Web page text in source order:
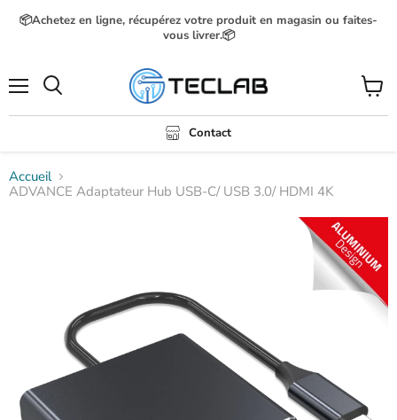
📦Achetez en ligne, récupérez votre produit en magasin ou faites-
vous livrer.📦
Contact
Voir
le
Accueil
ADVANCE Adaptateur Hub USB-C/ USB 3.0/ HDMI 4K